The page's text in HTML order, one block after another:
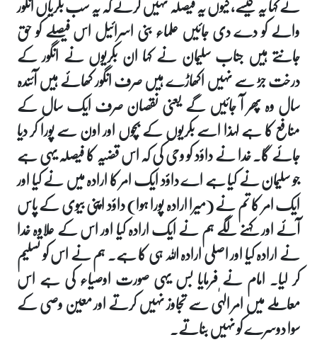
والے کو دے دی جائیں علماء بنی اسرائیل اس فیصلے کو حق
جانتے ہیں جناب سلیمان نے کہا ان بکریوں نے انگور کے
درخت جڑ سے نہیں اکھاڑے ہیں صرف انگور کھائے ہیں آئندہ
سال وہ پھر آ جائیں گے یعنی نقصان صرف ایک سال کے
منافع کا ہے لہذا اسے بکریوں کے بچوں اور اون سے پورا کر دیا
جائے گا۔ خدا نے داؤد کو وحی کی کہ اس قضیہ کا فیصلہ یہی ہے
جو سلیمان نے کیا ہے اے داؤد ایک امر کا ارادہ میں نے کیا اور
ایک امر کا تم نے (میرا ارادہ پورا ہوا) داؤد اپنی بیوی کے پاس
آئے اور کہنے لگے ہم نے ایک ارادہ کیا اور اس کے علاوہ خدا
نے ارادہ کیا اور اصلی ارادہ اللہ ہی کا ہے۔ ہم نے اس کو تسلیم
کر لیا۔ امام نے فرمایا بس یہی صورت اوصیاء کی ہے اس
معاملے میں امر الہٰی سے تجاوز نہیں کرتے اور معین وصی کے
سوا دوسرے کو نہیں بناتے۔